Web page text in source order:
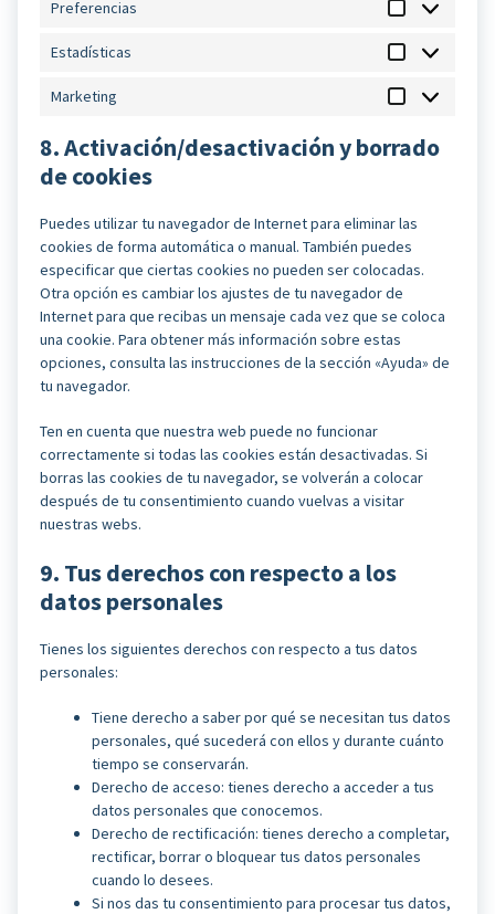
Preferencias
Preferencias
Estadísticas
Estadísticas
Marketing
Marketing
8. Activación/desactivación y borrado
de cookies
Puedes utilizar tu navegador de Internet para eliminar las
cookies de forma automática o manual. También puedes
especificar que ciertas cookies no pueden ser colocadas.
Otra opción es cambiar los ajustes de tu navegador de
Internet para que recibas un mensaje cada vez que se coloca
una cookie. Para obtener más información sobre estas
opciones, consulta las instrucciones de la sección «Ayuda» de
tu navegador.
Ten en cuenta que nuestra web puede no funcionar
correctamente si todas las cookies están desactivadas. Si
borras las cookies de tu navegador, se volverán a colocar
después de tu consentimiento cuando vuelvas a visitar
nuestras webs.
9. Tus derechos con respecto a los
datos personales
Tienes los siguientes derechos con respecto a tus datos
personales:
Tiene derecho a saber por qué se necesitan tus datos
personales, qué sucederá con ellos y durante cuánto
tiempo se conservarán.
Derecho de acceso: tienes derecho a acceder a tus
datos personales que conocemos.
Derecho de rectificación: tienes derecho a completar,
rectificar, borrar o bloquear tus datos personales
cuando lo desees.
Si nos das tu consentimiento para procesar tus datos,